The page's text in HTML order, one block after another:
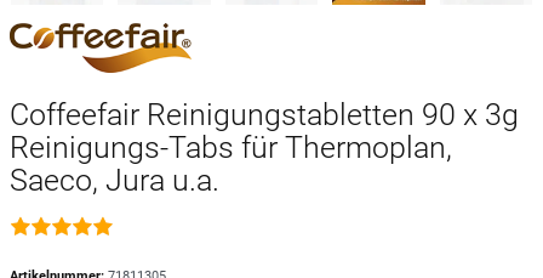
Coffeefair Reinigungstabletten 90 x 3g
Reinigungs-Tabs für Thermoplan,
Saeco, Jura u.a.